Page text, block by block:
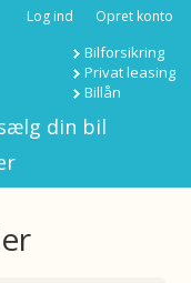
Log ind Opret konto
Bilforsikring
Privat leasing
Billån
din bil